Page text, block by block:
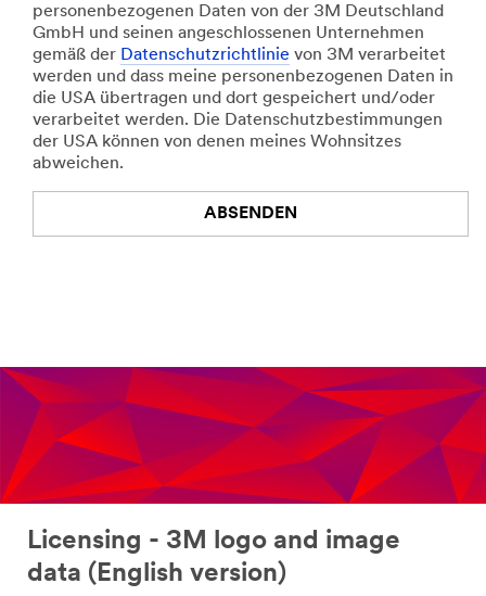
personenbezogenen Daten von der 3M Deutschland
GmbH und seinen angeschlossenen Unternehmen
gemäß der Datenschutzrichtlinie von 3M verarbeitet
werden und dass meine personenbezogenen Daten in
die USA übertragen und dort gespeichert und/oder
verarbeitet werden. Die Datenschutzbestimmungen
der USA können von denen meines Wohnsitzes
abweichen.
ABSENDEN
Licensing - 3M logo and image
data (English version)